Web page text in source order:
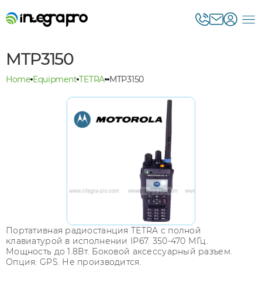
MTP3150
Home Equipment TETRA MTP3150
Портативная радиостанция TETRA с полной
клавиатурой в исполнении IP67. 350-470 МГц.
Мощность до 1.8Вт. Боковой аксессуарный разъем.
Опция: GPS. Не производится.